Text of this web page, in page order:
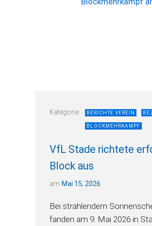
Kategorie: BERICHTE VEREIN
BLOCKMEHRKAMPF
VfL Stade richtete
Block aus
am Mai 15, 2026
Bei strahlendem
fanden am 9. Mai 2026 in